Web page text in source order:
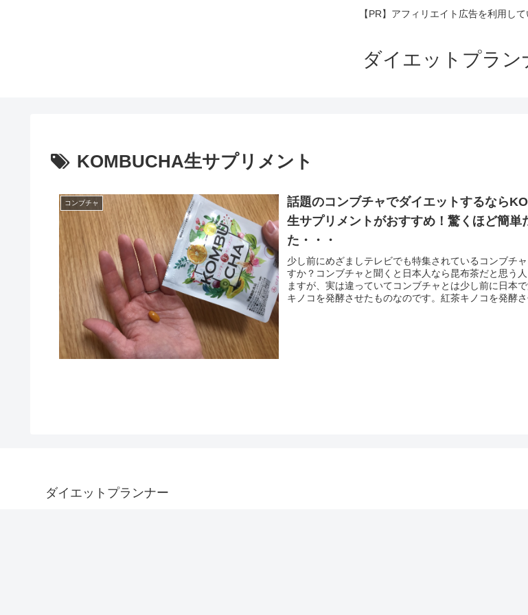
【PR】アフィリエイト広告を利用して
ダイエットプラン
KOMBUCHA生サプリメント
コンブチャ
話題のコンブチャでダイエットするなら
生サプリメントがおすすめ！驚くほど簡単
た・・・
少し前にめざましテレビでも特集されているコンブチ
すか？コンブチャと聞くと日本人なら昆布茶だと思う
ますが、実は違っていてコンブチャとは少し前に日本
キノコを発酵させたものなのです。紅茶キノコを発酵さ
ダイエットプランナー